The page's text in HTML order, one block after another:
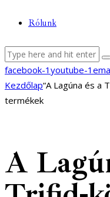
Rólunk
facebook-1 youtube-1
Kezdőlap“A Lagúna és a
termékek
A